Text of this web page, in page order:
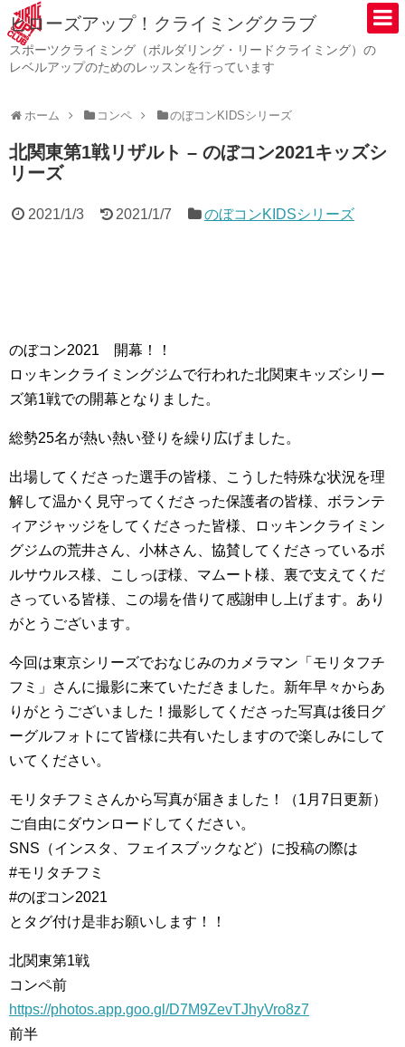
ヒローズアップ！クライミングクラブ
スポーツクライミング（ボルダリング・リードクライミング）の
レベルアップのためのレッスンを行っています
ホーム コンペ のぼコンKIDSシリーズ
北関東第1戦リザルト – のぼコン2021キッズシ
リーズ
2021/1/3 2021/1/7 のぼコンKIDSシリーズ
のぼコン2021 開幕！！
ロッキンクライミングジムで行われた北関東キッズシリー
ズ第1戦での開幕となりました。
総勢25名が熱い熱い登りを繰り広げました。
出場してくださった選手の皆様、こうした特殊な状況を理
解して温かく見守ってくださった保護者の皆様、ボランテ
ィアジャッジをしてくださった皆様、ロッキンクライミン
グジムの荒井さん、小林さん、協賛してくださっているボ
ルサウルス様、こしっぽ様、マムート様、裏で支えてくだ
さっている皆様、この場を借りて感謝申し上げます。あり
がとうございます。
今回は東京シリーズでおなじみのカメラマン「モリタフチ
フミ」さんに撮影に来ていただきました。新年早々からあ
りがとうございました！撮影してくださった写真は後日グ
ーグルフォトにて皆様に共有いたしますので楽しみにして
いてください。
モリタチフミさんから写真が届きました！（1月7日更新）
ご自由にダウンロードしてください。
SNS（インスタ、フェイスブックなど）に投稿の際は
#モリタチフミ
#のぼコン2021
とタグ付け是非お願いします！！
北関東第1戦
コンペ前
https://photos.app.goo.gl/D7M9ZevTJhyVro8z7
前半